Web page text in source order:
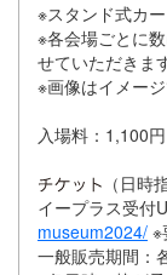
※スタンド式カ
※各会場ごとに
せていただきま
※画像はイメー
入場料：1,100
（日時
イープラス受付
museum2024/ ※
一般販売期間：